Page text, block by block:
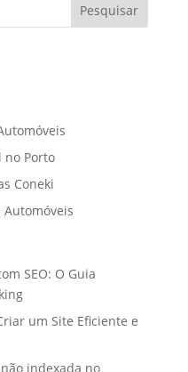
Pesquisar
no Porto
Coneki
Automóveis
SEO: O Guia
um Site Eficiente e
não indexada no